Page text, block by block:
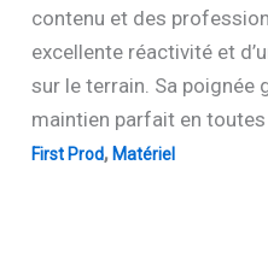
contenu et des
excellente réactivité et
sur le terrain. Sa poignée
maintien parfait en toutes
First Prod, Matériel